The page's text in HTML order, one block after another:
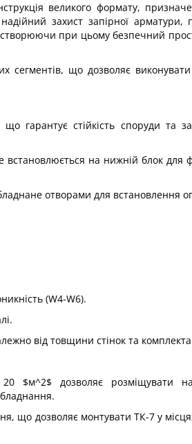
великого формату,
захист запірної арматури,
при цьому безпечний
сегментів, що дозволяє
гарантує стійкість споруди та
встановлюється на нижній блок для
отворами для встановлення
(W4-W6).
від товщини стінок та
20 $м^2$дозволяє розміщувати
що дозволяє монтувати ТК-7 у